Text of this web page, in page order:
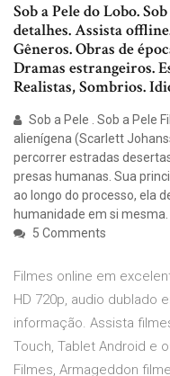
Sob a Pele do Lobo.
detalhes. Assista
Gêneros. Obras de
Dramas estrangeiros.
Realistas, Sombrios.
Sob a Pele . Sob a Pele
alienígena (Scarlett
percorrer estradas
presas humanas. Sua
ao longo do processo, ela
humanidade em si mesma.
5 Comments
Filmes online em
HD 720p, audio dublado
informação. Assista
Touch, Tablet Android e
Filmes, Armageddon